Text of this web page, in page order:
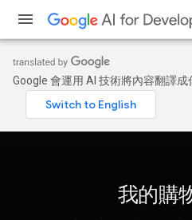
Google 會運用 AI 技術將內容翻譯成
我的購